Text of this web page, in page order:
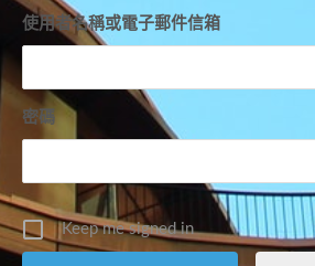
使用者名稱或電子郵件信箱
密碼
Keep me signed in